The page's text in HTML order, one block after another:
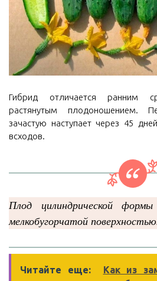
Гибрид отличается ранним
растянутым плодоношением.
зачастую наступает через 45
всходов.
Плод цилиндрической
мелкобугорчатой
Читайте еще:
Как из